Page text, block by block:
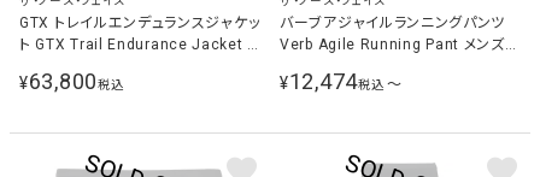
GTX トレイルエンデュランスジャケッ
ト GTX Trail Endurance Jacket メ
K
¥63,800税込
バーブアジャイルランニングパンツ
Verb Agile Running Pant メンズ
イビー NB42677 UN
¥12,474税込 〜